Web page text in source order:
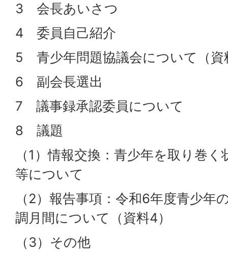
3 会長あいさつ
4 委員自己紹介
5 青少年問題協議会について（資
6 副会長選出
7 議事録承認委員について
8 議題
（1）情報交換：青少年を取り巻
等について
（2）報告事項：令和6年度青少年
調月間について（資料4）
（3）その他